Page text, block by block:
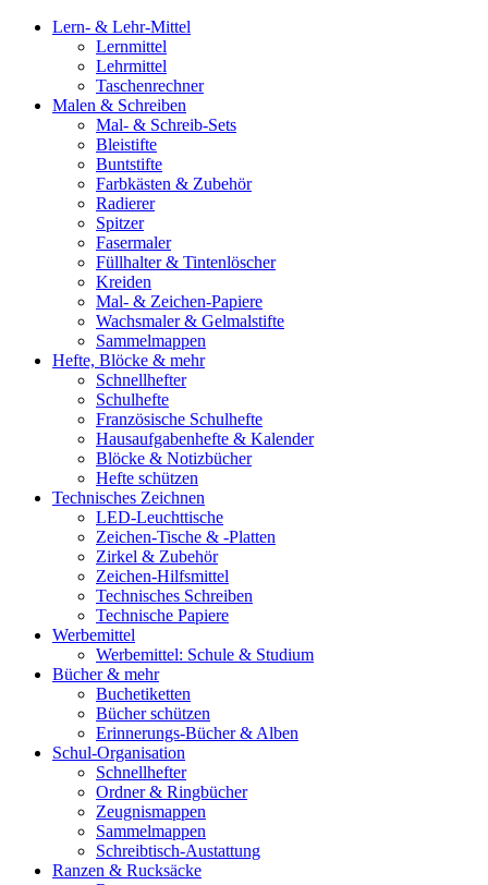
Lern- & Lehr-Mittel
Lernmittel
Lehrmittel
Taschenrechner
Malen & Schreiben
Mal- & Schreib-Sets
Bleistifte
Buntstifte
Farbkästen & Zubehör
Radierer
Spitzer
Fasermaler
Füllhalter & Tintenlöscher
Kreiden
Mal- & Zeichen-Papiere
Wachsmaler & Gelmalstifte
Sammelmappen
Hefte, Blöcke & mehr
Schnellhefter
Schulhefte
Französische Schulhefte
Hausaufgabenhefte & Kalender
Blöcke & Notizbücher
Hefte schützen
Technisches Zeichnen
LED-Leuchttische
Zeichen-Tische & -Platten
Zirkel & Zubehör
Zeichen-Hilfsmittel
Technisches Schreiben
Technische Papiere
Werbemittel
Werbemittel: Schule & Studium
Bücher & mehr
Buchetiketten
Bücher schützen
Erinnerungs-Bücher & Alben
Schul-Organisation
Schnellhefter
Ordner & Ringbücher
Zeugnismappen
Sammelmappen
Schreibtisch-Austattung
Ranzen & Rucksäcke